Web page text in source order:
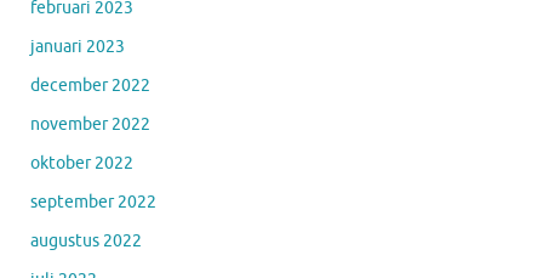
februari 2023
januari 2023
december 2022
november 2022
oktober 2022
september 2022
augustus 2022